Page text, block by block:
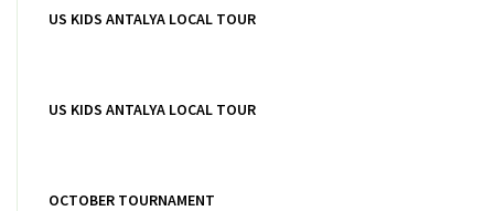
US KIDS ANTALYA LOCAL TOUR
US KIDS ANTALYA LOCAL TOUR
OCTOBER TOURNAMENT